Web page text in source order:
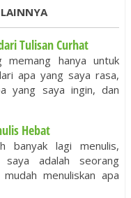
Tulisan Curhat
hanya untuk
apa yang saya rasa,
yang saya ingin, dan
Hebat
banyak lagi menulis,
adalah seorang
menuliskan apa